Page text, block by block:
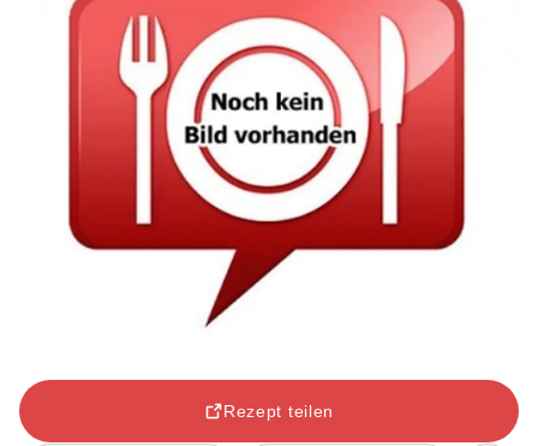
Rezept teilen